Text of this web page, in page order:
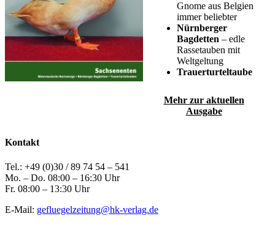
Gnome aus Belgien
immer beliebter
Nürnberger
Bagdetten – edle
Rassetauben mit
Weltgeltung
Trauerturteltaube
Mehr zur aktuellen
Ausgabe
Kontakt
Tel.: +49 (0)30 / 89 74 54 – 541
Mo. – Do. 08:00 – 16:30 Uhr
Fr. 08:00 – 13:30 Uhr
E-Mail: gefluegelzeitung@hk-verlag.de